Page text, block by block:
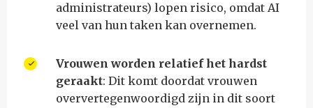
administrateurs) lopen risico, omdat AI
veel van hun taken kan overnemen.
Vrouwen worden relatief het hardst
geraakt: Dit komt doordat vrouwen
oververtegenwoordigd zijn in dit soort